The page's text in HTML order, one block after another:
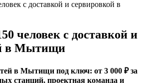
человек с доставкой и
в Мытищи
в Мытищи под ключ: от 3 000 ₽ за
станций, проектная команда и